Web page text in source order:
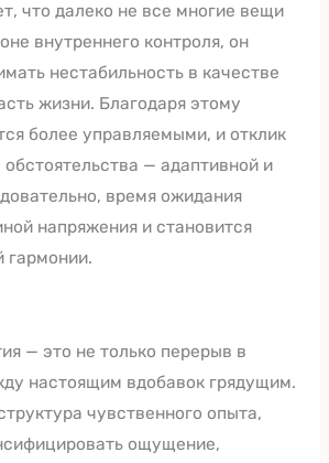
что далеко не все многие вещи
внутреннего контроля, он
нестабильность в качестве
жизни. Благодаря этому
более управляемыми, и отклик
— адаптивной и
время ожидания
напряжения и становится
гармонии.
— это не только перерыв в
настоящим вдобавок грядущим.
чувственного опыта,
ощущение,